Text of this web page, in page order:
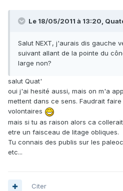
Le 18/05/2011 à 13:20,
Salut NEXT, j'aurais dis gauche
suivant allant de la pointe du
large non?
salut Quat'
oui j'ai hesité aussi, mais on m'a
mettent dans ce sens. Faudrait
volontaires
mais si tu as raison alors ca
etre un faisceau de litage obliques.
Tu connais des publis sur les
etc...
Citer